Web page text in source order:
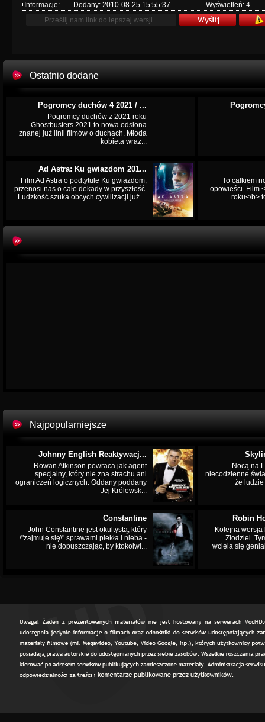
Informacje: Dodany: 2010-08-25 15:55:37 Wyświetleń: 4
Ostatnio dodane
Pogromcy duchów 4 2021 / ...
Pogromcy duchów z 2021 roku
Ghostbusters 2021 to nowa odsłona
znanej już linii filmów o duchach. Młoda
kobieta wraz...
Ad Astra: Ku gwiazdom 201...
Film Ad Astra o podtytule Ku gwiazdom,
przenosi nas o całe dekady w przyszłość.
Ludzkość szuka obcych cywilizacji już ...
To całkiem
opowieści. Film
roku</b>
Najpopularniejsze
Johnny English Reaktywacj...
Rowan Atkinson powraca jak agent
specjalny, który nie zna strachu ani
ograniczeń logicznych. Oddany poddany
Jej Królewsk...
Nocą na
niecodzienne
że
Constantine
John Constantine jest okultystą, który
\"zajmuje się\" sprawami piekła i nieba -
nie dopuszczając, by ktokolwi...
Robin
Kolejna wersja
Złodziei.
wciela się